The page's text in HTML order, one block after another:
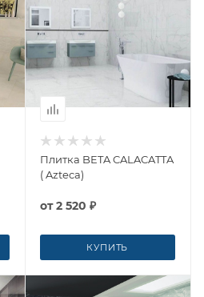
Плитка BETA CALACATTA
( Azteca)
от2 520 ₽
КУПИТЬ